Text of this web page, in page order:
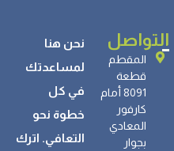
التواصل
المقطم
قطعة
8091 أمام
كارفور
المعادي
بجوار
نحن هنا
لمساعدتك
في كل
خطوة نحو
التعافي. اترك